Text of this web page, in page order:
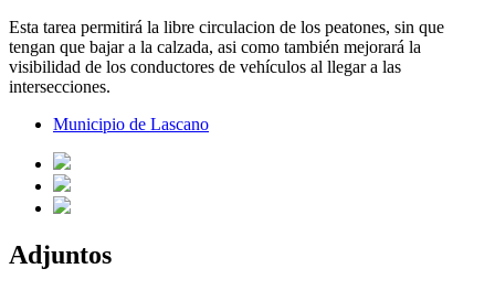
Esta tarea permitirá la libre circulacion de los peatones, sin que
tengan que bajar a la calzada, asi como también mejorará la
visibilidad de los conductores de vehículos al llegar a las
intersecciones.
Municipio de Lascano
Adjuntos